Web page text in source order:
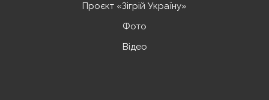
Проєкт «Зігрій Україну»
Фото
Відео